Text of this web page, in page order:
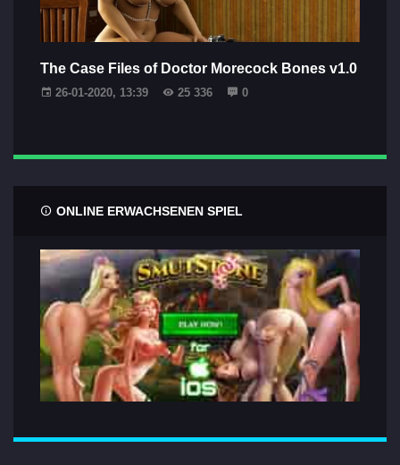
The Case Files of Doctor Morecock Bones v1.0
26-01-2020, 13:39 25 336 0
ONLINE ERWACHSENEN SPIEL